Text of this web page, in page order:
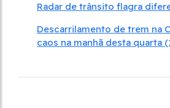
Radar de trânsito flagra
Descarrilamento de trem na
caos na manhã desta quarta